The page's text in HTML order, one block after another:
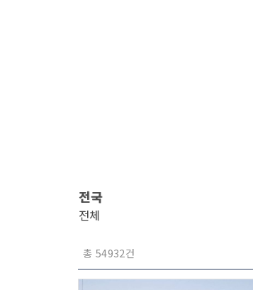
전국
전체
총 54932건